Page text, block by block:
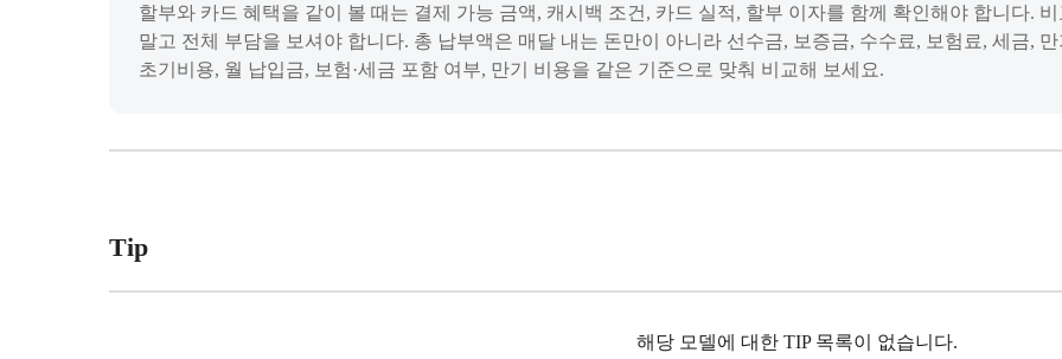
할부와 카드 혜택을 같이 볼 때는 결제 가능 금액, 캐시백 조건, 카드 실적, 할부 이자를 함께 확인해야 합니다.
말고 전체 부담을 보셔야 합니다. 총 납부액은 매달 내는 돈만이 아니라 선수금, 보증금, 수수료, 보험료, 세금,
초기비용, 월 납입금, 보험·세금 포함 여부, 만기 비용을 같은 기준으로 맞춰 비교해 보세요.
Tip
해당 모델에 대한 TIP 목록이 없습니다.